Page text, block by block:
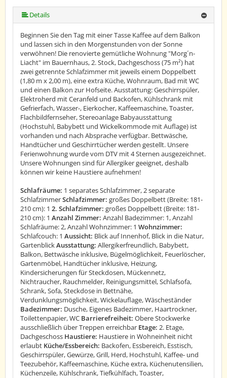
mehr (8 ) »
mehr (8 ) »
mehr (8 ) »
mehr (8 ) »
Details
Beginnen Sie den Tag mit einer Tasse Kaffee auf dem Balkon
und lassen sich in den Morgenstunden von der Sonne
verwöhnen! Die renovierte gemütliche Wohnung "Morg´n-
Liacht" im Bauernhaus, 2. Stock, Dachgeschoss (75 m²) hat
zwei getrennte Schlafzimmer mit jeweils einem Doppelbett
(1,80 m x 2,00 m), eine extra Küche, Wohnraum, Bad mit WC
und einen Balkon zur Hofseite. Ausstattung: Geschirrspüler,
Elektroherd mit Ceranfeld und Backofen, Kühlschrank mit
Gefrierfach, Wasser-, Eierkocher, Kaffeemaschine, Toaster,
Flachbildfernseher, Stereoanlage Babyausstattung
(Hochstuhl, Babybett und Wickelkommode mit Auflage) ist
vorhanden und nach Absprache verfügbar. Bettwäsche,
Handtücher und Geschirrtücher werden gestellt. Unsere
Ferienwohnung wurde vom DTV mit 4 Sternen ausgezeichnet.
Unsere Wohnungen sind für Allergiker geeignet, deshalb
können wir keine Haustiere aufnehmen!
Schlafräume: 1 separates Schlafzimmer, 2 separate
SchlafzimmerSchlafzimmer: großes Doppelbett (Breite: 181-
210 cm): 1 2. Schlafzimmer: großes Doppelbett (Breite: 181-
210 cm): 1 Anzahl Zimmer: Anzahl Badezimmer: 1, Anzahl
Schlafräume: 2, Anzahl Wohnzimmer: 1 Wohnzimmer:
Schlafcouch: 1 Aussicht: Blick auf Innenhof, Blick in die Natur,
GartenblickAusstattung: Allergikerfreundlich, Babybett,
Balkon, Bettwäsche inklusive, Bügelmöglichkeit, Feuerlöscher,
Gartenmöbel, Handtücher inklusive, Heizung,
Kindersicherungen für Steckdosen, Mückennetz,
Nichtraucher, Rauchmelder, Reinigungsmittel, Schlafsofa,
Schrank, Sofa, Steckdose in Bettnähe,
Verdunklungsmöglichkeit, Wickelauflage, Wäscheständer
Badezimmer: Dusche, Eigenes Badezimmer, Haartrockner,
Toilettenpapier, WC Barrierefreiheit: Obere Stockwerke
ausschließlich über Treppen erreichbar Etage: 2. Etage,
Dachgeschoss Haustiere: Haustiere in Wohneinheit nicht
erlaubt Küche/Essbereich: Backofen, Essbereich, Esstisch,
Geschirrspüler, Gewürze, Grill, Herd, Hochstuhl, Kaffee- und
Teezubehör, Kaffeemaschine, Küche extra, Küchenutensilien,
Küchenzeile, Kühlschrank, Tiefkühlfach, Toaster,